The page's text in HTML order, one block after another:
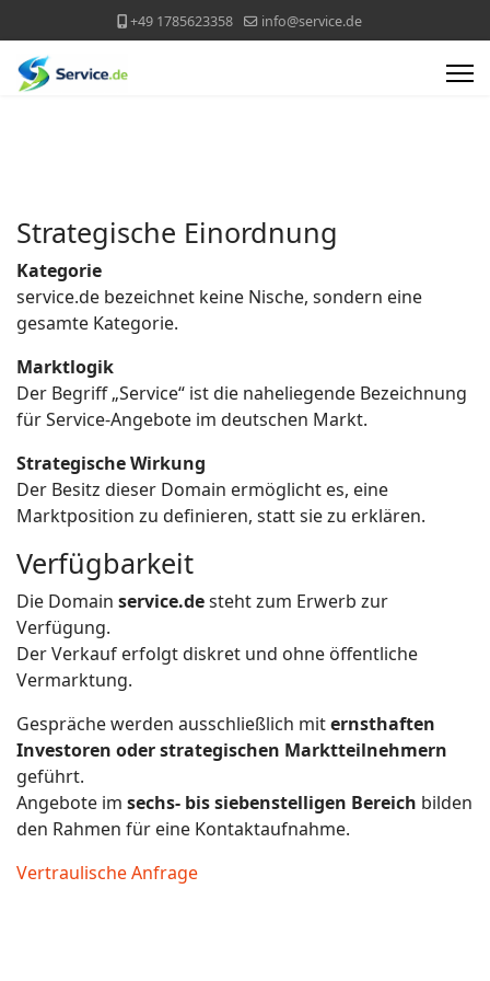
+49 1785623358 info@service.de
Strategische Einordnung
Kategorie
service.de bezeichnet keine Nische, sondern eine
gesamte Kategorie.
Marktlogik
Der Begriff „Service“ ist die naheliegende Bezeichnung
für Service-Angebote im deutschen Markt.
Strategische Wirkung
Der Besitz dieser Domain ermöglicht es, eine
Marktposition zu definieren, statt sie zu erklären.
Verfügbarkeit
Die Domain service.desteht zum Erwerb zur
Verfügung.
Der Verkauf erfolgt diskret und ohne öffentliche
Vermarktung.
Gespräche werden ausschließlich miternsthaften
Investoren oder strategischen Marktteilnehmern
geführt.
Angebote im sechs- bis siebenstelligen Bereich bilden
den Rahmen für eine Kontaktaufnahme.
Vertraulische Anfrage